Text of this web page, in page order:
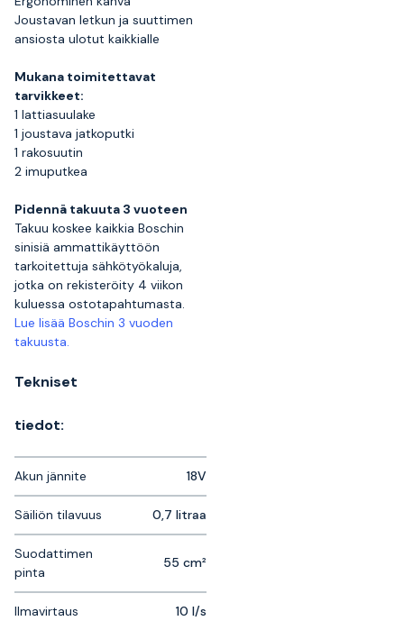
Joustavan letkun ja suuttimen
ansiosta ulotut kaikkialle
Mukana toimitettavat
tarvikkeet:
1 lattiasuulake
1 joustava jatkoputki
1 rakosuutin
2 imuputkea
Pidennä takuuta 3 vuoteen
Takuu koskee kaikkia Boschin
sinisiä ammattikäyttöön
tarkoitettuja sähkötyökaluja,
jotka on rekisteröity 4 viikon
kuluessa ostotapahtumasta.
Lue lisää Boschin 3 vuoden
takuusta.
Tekniset
tiedot:
Akun jännite 18V
Säiliön tilavuus 0,7 litraa
Suodattimen
pinta
55 cm²
Ilmavirtaus 10 l/s